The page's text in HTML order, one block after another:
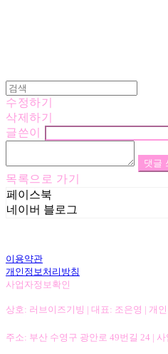
수정하기
삭제하기
글쓴이
댓글
목록으로 가기
페이스북
네이버 블로그
이용약관
개인정보처리방침
사업자정보확인
상호: 러브이즈기빙 | 대표: 조은영 | 개
주소: 부산 수영구 광안로 49번길 24 |